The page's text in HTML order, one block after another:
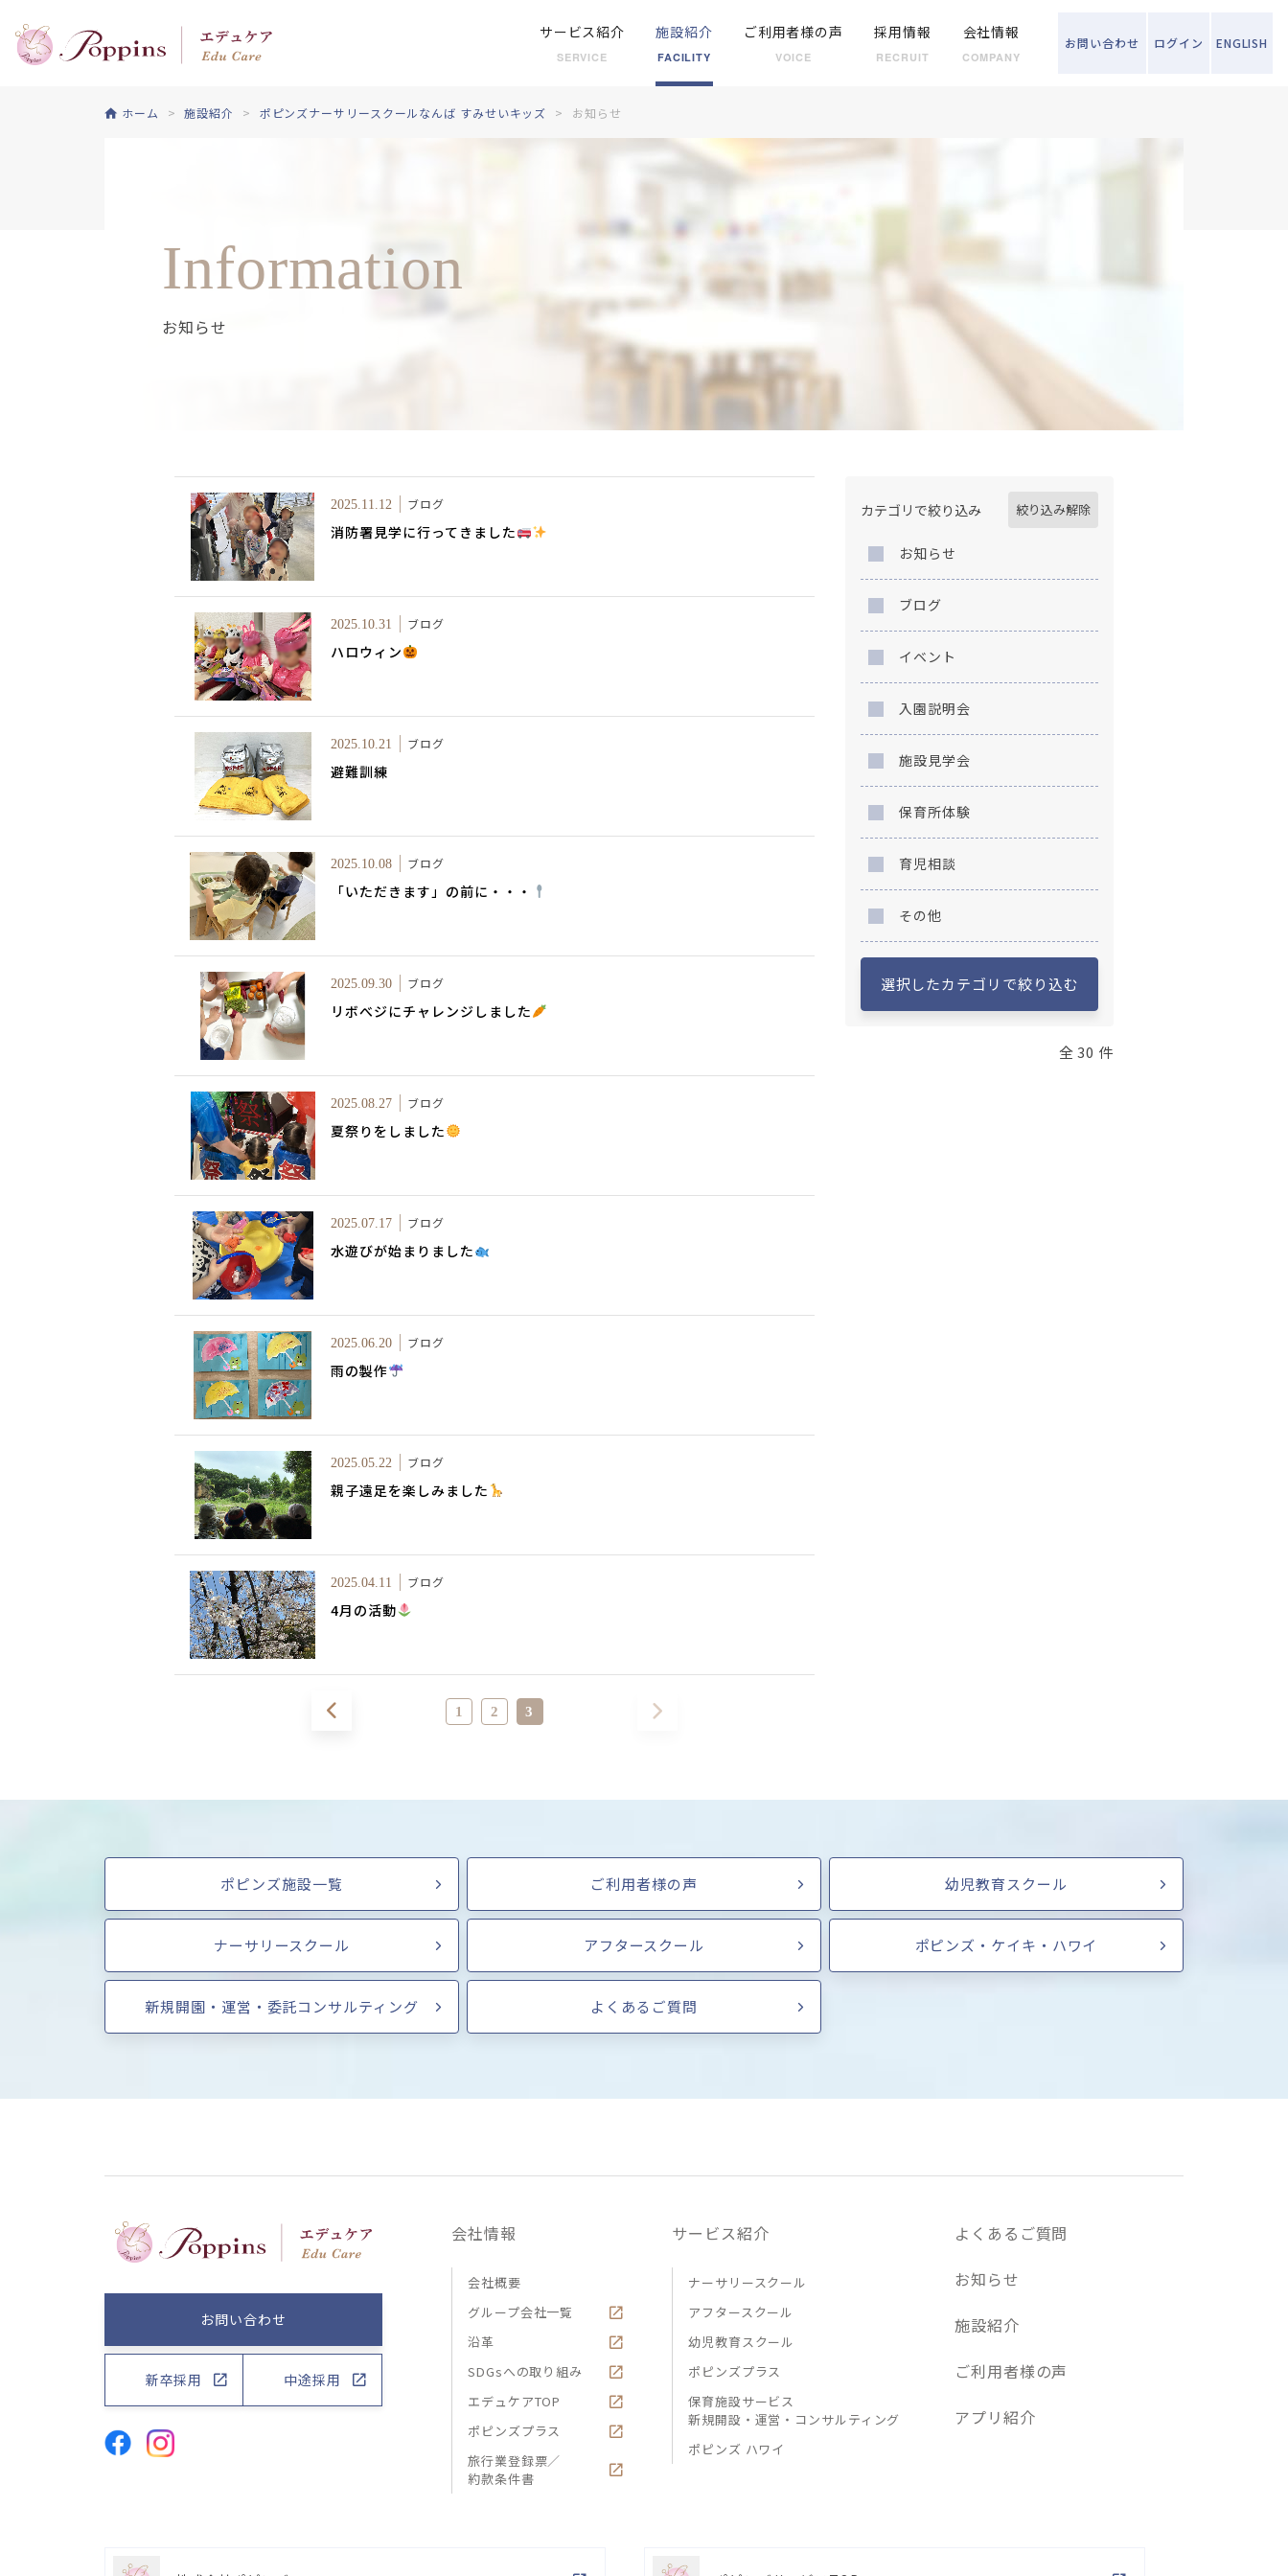
ログイン
お問い合わせ ENGLISH
サービス紹介
SERVICE
施設紹介
FACILITY
ご利用者様の声
VOICE
採用情報
RECRUIT
会社情報
COMPANY
ホーム 施設紹介 ポピンズナーサリースクールなんば すみせいキッズ お知らせ
Information
お知らせ
全 30 件
カテゴリで絞り込み 絞り込み解除
お知らせ
ブログ
イベント
入園説明会
施設見学会
保育所体験
育児相談
その他
選択したカテゴリで絞り込む
2025.11.12 ブログ
消防署見学に行ってきました
2025.10.31 ブログ
ハロウィン
2025.10.21 ブログ
避難訓練
2025.10.08 ブログ
「いただきます」の前に・・・
2025.09.30 ブログ
リボべジにチャレンジしました
2025.08.27 ブログ
夏祭りをしました
2025.07.17 ブログ
水遊びが始まりました
2025.06.20 ブログ
雨の製作
2025.05.22 ブログ
親子遠足を楽しみました
2025.04.11 ブログ
4月の活動
1 2 3
ポピンズ施設一覧 ご利用者様の声 幼児教育スクール
ナーサリースクール アフタースクール ポピンズ・ケイキ・ハワイ
新規開園・運営・委託コンサルティング よくあるご質問
お問い合わせ
新卒採用 中途採用
会社情報
会社概要
グループ会社一覧
沿革
SDGsへの取り組み
エデュケアTOP
ポピンズプラス
旅行業登録票／
約款条件書
サービス紹介
ナーサリースクール
アフタースクール
幼児教育スクール
ポピンズプラス
保育施設サービス
新規開設・運営・コンサルティング
ポピンズ ハワイ
よくあるご質問
お知らせ
施設紹介
ご利用者様の声
アプリ紹介